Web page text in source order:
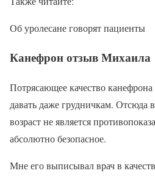
Об уролесане говорят пациенты
Канефрон отзыв Михаила
Потрясающее качество
давать даже грудничкам. Отсюда
возраст не является
абсолютно безопасное.
Мне его выписывал врач в